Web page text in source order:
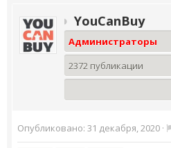
YouCanBuy
Администраторы
2372 публикации
Опубликовано: 31 декабря, 2020 ·